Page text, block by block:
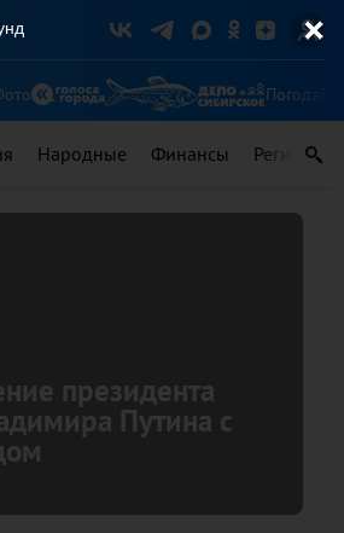
Погода
Народные Финансы Регионы
президента
Путина с